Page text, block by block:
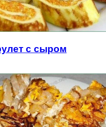
с сыром